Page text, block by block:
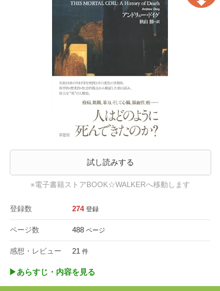
試し読みする
※電子書籍ストアBOOK☆WALKERへ移動します
登録数 274 登録
ページ数 488 ページ
感想・レビュー 21 件
▶︎あらすじ・内容を見る